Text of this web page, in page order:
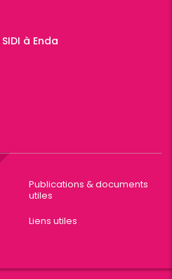
à Enda
Publications & documents
utiles
Liens utiles